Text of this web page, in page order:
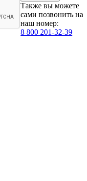
Также вы можете
сами позвонить на
наш номер:
8 800 201-32-39